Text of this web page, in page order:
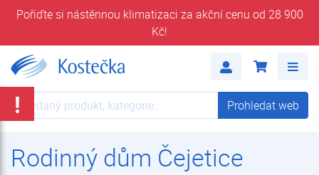
Pořiďte si nástěnnou klimatizaci za akční cenu od 28 900
Kč!
Prohledat web Prohledat web
Rodinný dům Čejetice
!